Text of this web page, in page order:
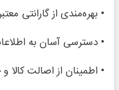
• بهره‌مندی از گارانتی
• دسترسی آسان به
• اطمینان از اصالت کالا